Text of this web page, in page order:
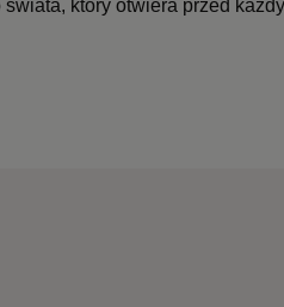
który otwiera przed